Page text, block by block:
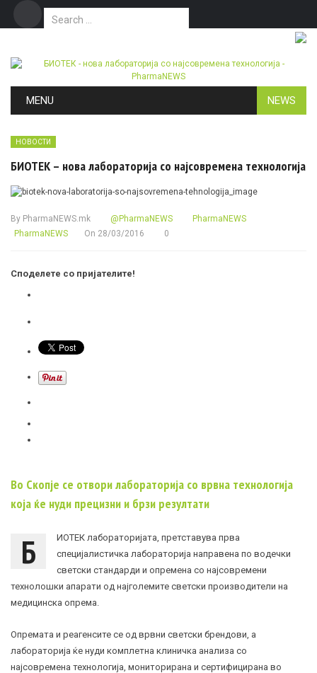
Search for:
MENU NEWS
НОВОСТИ
БИОТЕК – нова лабораторија со најсовремена технологија
By PharmaNEWS.mk @PharmaNEWS
PharmaNEWS
PharmaNEWS
On 28/03/2016 0
Споделете со пријателите!
Во Скопје се отвори лабораторија со врвна технологија
која ќе нуди прецизни и брзи резултати
Б
ИОТЕК лабораторијата, претставува прва
специјалистичка лабораторија направена по водечки
светски стандарди и опремена со најсовремени
технолошки апарати од најголемите светски производители на
медицинска опрема.
Опремата и реагенсите се од врвни светски брендови, а
лабораторија ќе нуди комплетна клиничка анализа со
најсовремена технологија, мониторирана и сертифицирана во